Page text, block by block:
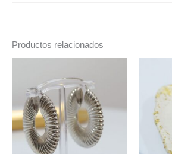
Productos relacionados